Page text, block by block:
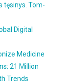
tęsinys. Tom-
Digital
Medicine
21 Million
Trends